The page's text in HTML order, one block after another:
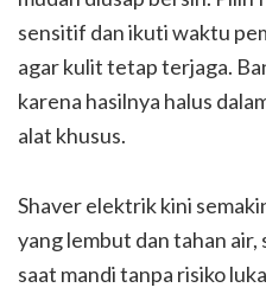
sensitif dan ikuti waktu
agar kulit tetap terjaga.
karena hasilnya halus
alat khusus.
Shaver elektrik kini
yang lembut dan tahan air,
saat mandi tanpa risiko